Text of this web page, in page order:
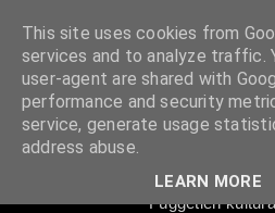
Független
This site uses cookies from
services and to analyze traffic.
user-agent are shared with
performance and security
service, generate usage
address abuse.
LEARN MORE